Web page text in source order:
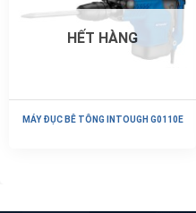
HẾT HÀNG
MÁY ĐỤC BÊ TÔNG INTOUGH G0110E